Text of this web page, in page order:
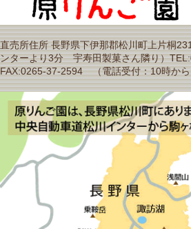
直売所住所 長野県下伊那郡松川町上片桐
ンターより3分 宇寿田製菓さん隣り）
FAX:0265-37-2594 （電話受付：10時か